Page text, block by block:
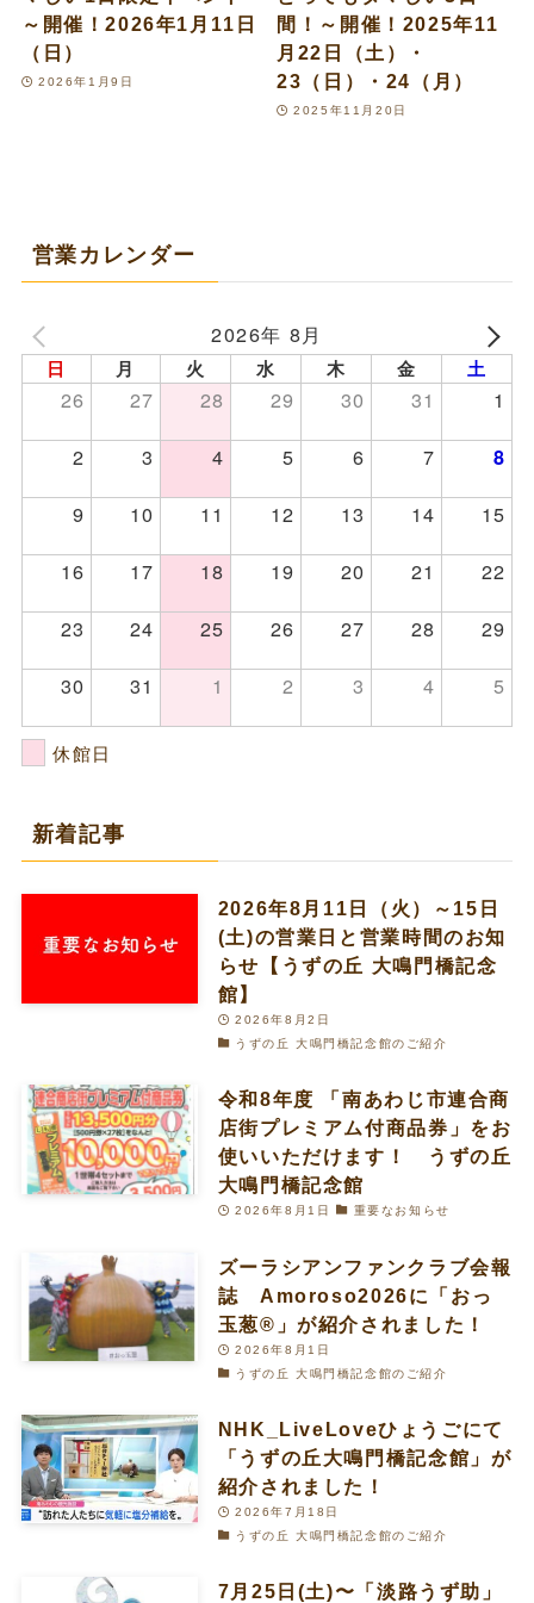
～開催！2026年1月11日
（日）
2026年1月9日
間！～開催！2025年11
月22日（土）・
23（日）・24（月）
2025年11月20日
営業カレンダー
2026年 8月
日 月 火 水 木 金 土
26 27 28 29 30 31
1
2
3 4 5 6 7 8
9 10 11 12 13 14
15
16
17 18 19 20 21
22
23
24 25 26 27 28
29
30
31 1 2 3 4 5
休館日
新着記事
2026年8月11日（火）～15日
(土)の営業日と営業時間のお知
らせ【うずの丘 大鳴門橋記念
館】
2026年8月2日
うずの丘 大鳴門橋記念館のご紹介
令和8年度 「南あわじ市連合商
店街プレミアム付商品券」をお
使いいただけます！ うずの丘
大鳴門橋記念館
2026年8月1日 重要なお知らせ
ズーラシアンファンクラブ会報
誌 Amoroso2026に「おっ
玉葱®︎」が紹介されました！
2026年8月1日
うずの丘 大鳴門橋記念館のご紹介
NHK_LiveLoveひょうごにて
「うずの丘大鳴門橋記念館」が
紹介されました！
2026年7月18日
うずの丘 大鳴門橋記念館のご紹介
7月25日(土)〜「淡路うず助」